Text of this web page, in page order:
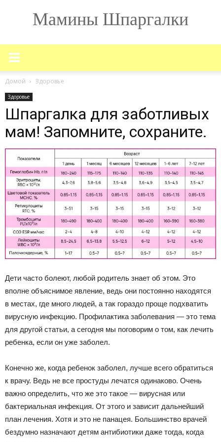
Мамины Шпаргалки
Домой Здоровье
Здоровье
Шпаргалка для заботливых
мам! Запомните, сохраните.
Дети часто болеют, любой родитель знает об этом. Это
вполне объяснимое явление, ведь они постоянно находятся
в местах, где много людей, а так гораздо проще подхватить
вирусную инфекцию. Профилактика заболевания — это тема
для другой статьи, а сегодня мы поговорим о том, как лечить
ребенка, если он уже заболел.
Конечно же, когда ребенок заболел, лучше всего обратиться
к врачу. Ведь не все простуды лечатся одинаково. Очень
важно определить, что же это такое — вирусная или
бактериальная инфекция. От этого и зависит дальнейший
план лечения. Хотя и это не панацея. Большинство врачей
бездумно назначают детям антибиотики даже тогда, когда